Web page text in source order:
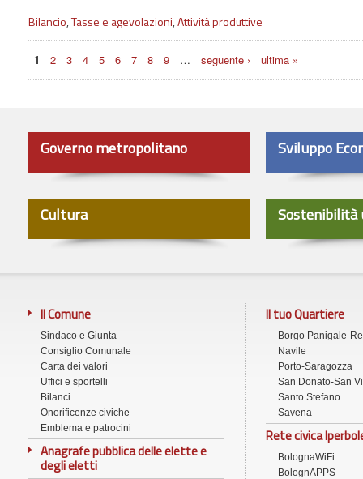
Bilancio,Tasse e agevolazioni,Attività produttive
Pagine
1 2 3 4 5 6 7 8 9 … seguente › ultima »
Governo metropolitano Sviluppo
Cultura Sostenibilità
Il Comune
Sindaco e Giunta
Consiglio Comunale
Carta dei valori
Uffici e sportelli
Bilanci
Onorificenze civiche
Emblema e patrocini
Anagrafe pubblica delle elette e
degli eletti
Il tuo Quartiere
Borgo Panigale-
Navile
Porto-Saragozza
San Donato-San
Santo Stefano
Savena
Rete civica
BolognaWiFi
BolognAPPS